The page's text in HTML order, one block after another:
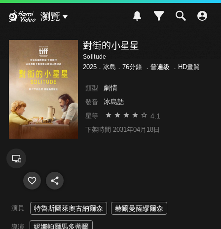
瀏覽
對街的小星星
Solitude
2025．冰島．76分鐘 ． 普遍級 ．HD畫質
類型 劇情
發音 冰島語
星等 4.1
下架時間 2031年04月18日
演員 特魯斯圖萊奧古納爾森 赫爾曼薩繆爾森
導演 妮娜帕爾馬多蒂爾